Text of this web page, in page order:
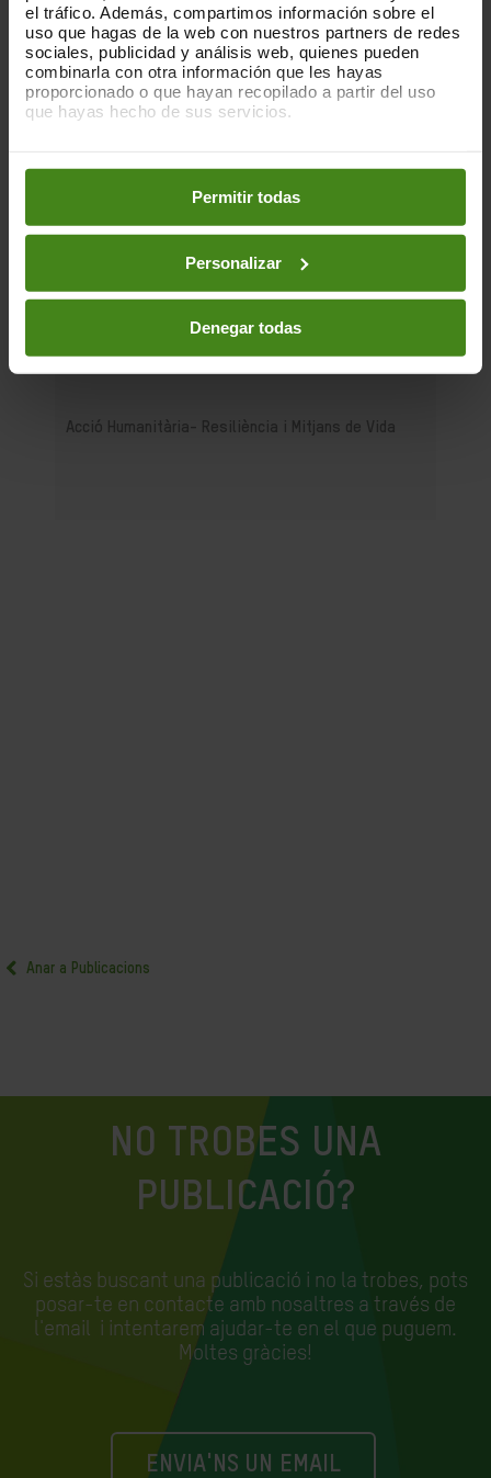
el tráfico. Además, compartimos información sobre el
uso que hagas de la web con nuestros partners de redes
sociales, publicidad y análisis web, quienes pueden
combinarla con otra información que les hayas
proporcionado o que hayan recopilado a partir del uso
que hayas hecho de sus servicios.
preferencias accediendo a nuestraPolítica de Cookieso
en los botones facilitados a continuación:
Permitir todas
Personalizar
Denegar todas
Compromesos o complaents: una
resposta fallida a la crisi per sequera
a la Banya d'Àfrica de 2019
Acció Humanitària- Resiliència i Mitjans de Vida
Anar a Publicacions
NO TROBES UNA
PUBLICACIÓ?
Si estàs buscant una publicació i no la trobes, pots
posar-te en contacte amb nosaltres a través de
l'email i intentarem ajudar-te en el que puguem.
Moltes gràcies!
ENVIA'NS UN EMAIL